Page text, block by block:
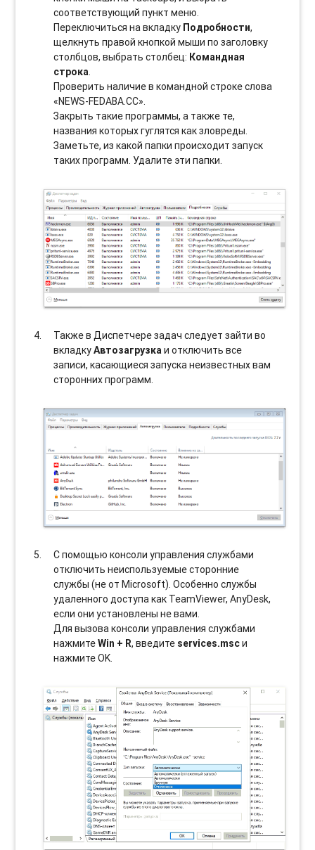
соотвeтствующий пункт меню.
Переключиться на вкладку Подробности,
щелкнуть правой кнопкой мыши по заголовку
столбцов, выбрать столбец: Командная
строка.
Проверить наличие в командной строке слова
«NEWS-FEDABA.CC».
Закрыть такие программы, а также те,
названия которых гуглятся как зловреды.
Заметьте, из какой папки происходит запуск
таких программ. Удалите эти папки.
Также в Диспетчере задач следует зайти во
вкладкуАвтозагрузкаи отключить все
записи, касающиеся запуска неизвестных вам
сторонних программ.
С помощью консоли управления службами
отключить неиспользуемые сторонние
службы (не от Microsoft). Особенно службы
удаленного доступа как TeamViewer, AnyDesk,
если они установлены не вами.
Для вызова консоли управления службами
нажмитеWin + R, введите services.mscи
нажмите OK.